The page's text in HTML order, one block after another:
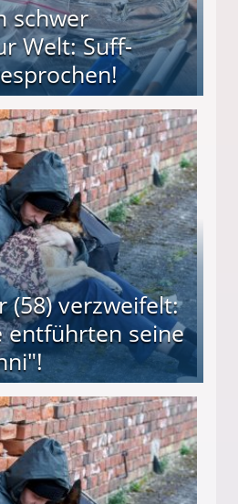
schwer
Welt: Suff-
(58) verzweifelt:
entführten seine